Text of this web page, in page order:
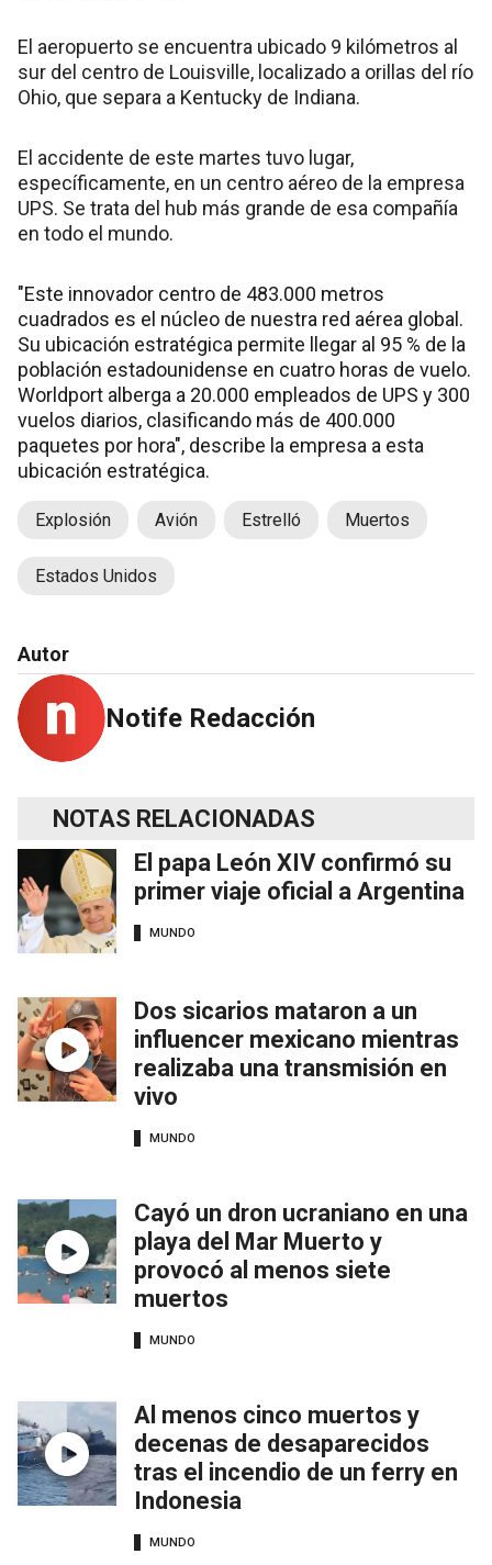
El aeropuerto se encuentra ubicado 9 kilómetros al
sur del centro de Louisville, localizado a orillas del río
Ohio, que separa a Kentucky de Indiana.
El accidente de este martes tuvo lugar,
específicamente, en un centro aéreo de la empresa
UPS. Se trata del hub más grande de esa compañía
en todo el mundo.
"Este innovador centro de 483.000 metros
cuadrados es el núcleo de nuestra red aérea global.
Su ubicación estratégica permite llegar al 95 % de la
población estadounidense en cuatro horas de vuelo.
Worldport alberga a 20.000 empleados de UPS y 300
vuelos diarios, clasificando más de 400.000
paquetes por hora", describe la empresa a esta
ubicación estratégica.
Explosión Avión Estrelló Muertos
Estados Unidos
Autor
Notife Redacción
NOTAS RELACIONADAS
El papa León XIV confirmó su
primer viaje oficial a Argentina
MUNDO
Dos sicarios mataron a un
influencer mexicano mientras
realizaba una transmisión en
vivo
MUNDO
Cayó un dron ucraniano en una
playa del Mar Muerto y
provocó al menos siete
muertos
MUNDO
Al menos cinco muertos y
decenas de desaparecidos
tras el incendio de un ferry en
Indonesia
MUNDO